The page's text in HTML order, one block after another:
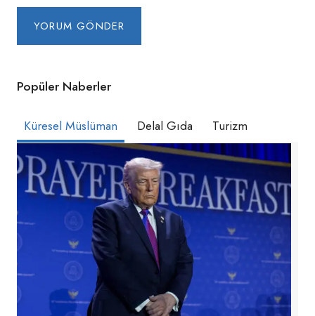
Popüler Naberler
Küresel Müslüman Delal Gıda Turizm